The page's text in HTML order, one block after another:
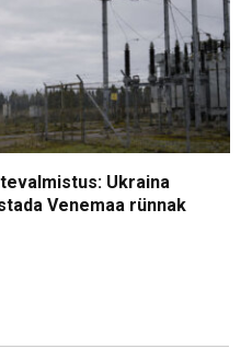
Ukraina
Venemaa rünnak